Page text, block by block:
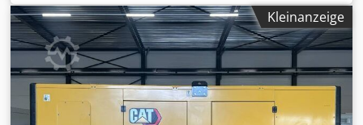
Verwendungszweck: Bauwesen Leergewicht: 5.952 kg
Generatorleistung: 715 kVA Abmessungen des Laderaums:
532 x 192 x 229 cm CE-Kennzeichnung: ja
Wassertankvolumen: 1082 l Wenden Sie sich an Team DPX,
um weitere Informationen zu erhalten. Dcjdpfx Aoy
Ttpfegrek = Weitere Optionen und Zubehör = - Battery -
Control Panel - Stahldach - Tanker
Kleinanzeige